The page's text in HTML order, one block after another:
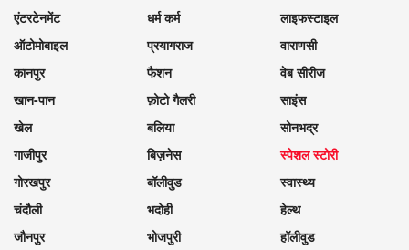
एंटरटेनमेंट
ऑटोमोबाइल
कानपुर
खान-पान
खेल
गाजीपुर
गोरखपुर
चंदौली
जौनपुर
धर्म कर्म
प्रयागराज
फैशन
फ़ोटो गैलरी
बलिया
बिज़नेस
बॉलीवुड
भदोही
भोजपुरी
लाइफस्टाइल
वाराणसी
वेब सीरीज
साइंस
सोनभद्र
स्पेशल स्टोरी
स्वास्थ्य
हेल्थ
हॉलीवुड